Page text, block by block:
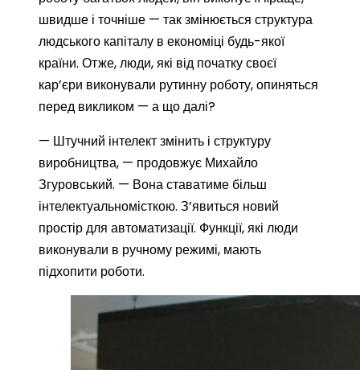
швидше і точніше — так змінюється структура
людського капіталу в економіці будь-якої
країни. Отже, люди, які від початку своєї
кар’єри виконували рутинну роботу, опиняться
перед викликом — а що далі?
— Штучний інтелект змінить і структуру
виробництва, — продовжує Михайло
Згуровський. — Вона ставатиме більш
інтелектуальномісткою. З’явиться новий
простір для автоматизації. Функції, які люди
виконували в ручному режимі, мають
підхопити роботи.